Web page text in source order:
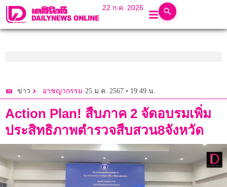
22 ก.ค. 2026
ข่าว อาชญากรรม 25 ม.ค. 2567 • 19:49 น.
Action Plan! สืบภาค 2 จัดอบรมเพิ่ม
ประสิทธิภาพตำรวจสืบสวน8จังหวัด